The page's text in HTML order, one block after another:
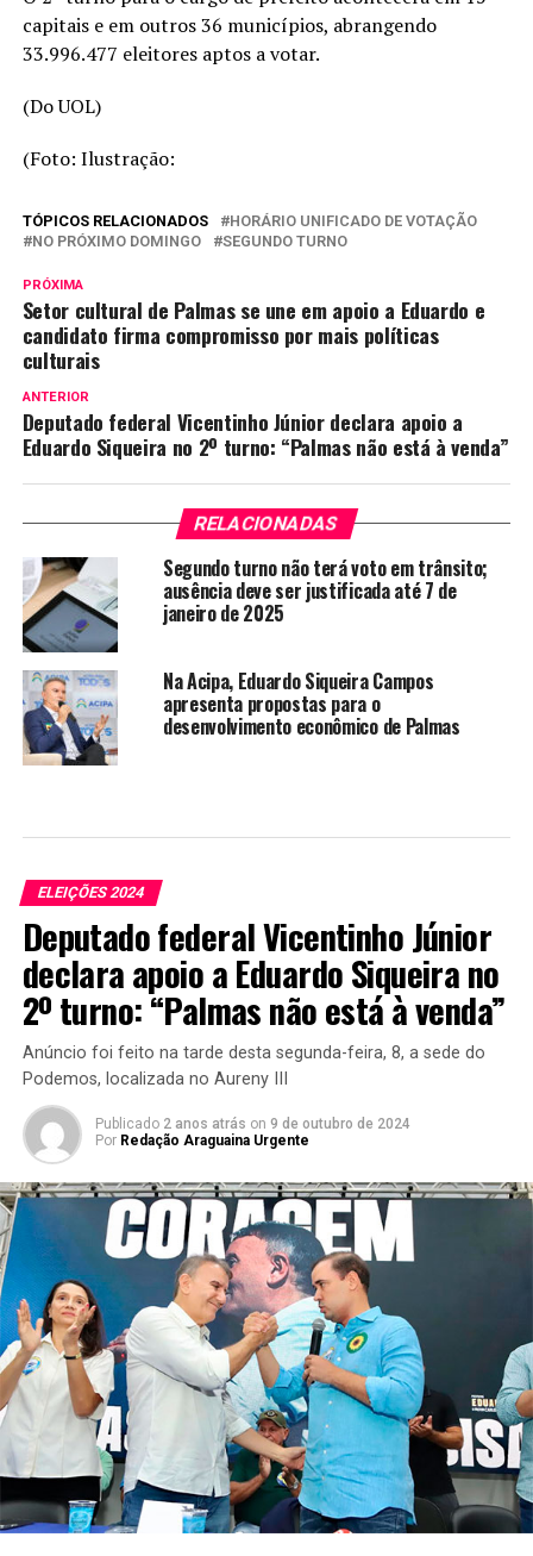
capitais e em outros 36 municípios, abrangendo
33.996.477 eleitores aptos a votar.
(Do UOL)
(Foto: Ilustração:
TÓPICOS RELACIONADOS
HORÁRIO UNIFICADO DE VOTAÇÃO
NO PRÓXIMO DOMINGO
SEGUNDO TURNO
PRÓXIMA
Setor cultural de Palmas se une em apoio a Eduardo e
candidato firma compromisso por mais políticas
culturais
ANTERIOR
Deputado federal Vicentinho Júnior declara apoio a
Eduardo Siqueira no 2º turno: “Palmas não está à venda”
RELACIONADAS
Segundo turno não terá voto em trânsito;
ausência deve ser justificada até 7 de
janeiro de 2025
Na Acipa, Eduardo Siqueira Campos
apresenta propostas para o
desenvolvimento econômico de Palmas
ELEIÇÕES 2024
Deputado federal Vicentinho Júnior
declara apoio a Eduardo Siqueira no
2º turno: “Palmas não está à venda”
Anúncio foi feito na tarde desta segunda-feira, 8, a sede do
Podemos, localizada no Aureny III
Publicado 2 anos atrás on 9 de outubro de 2024
Por Redação Araguaina Urgente